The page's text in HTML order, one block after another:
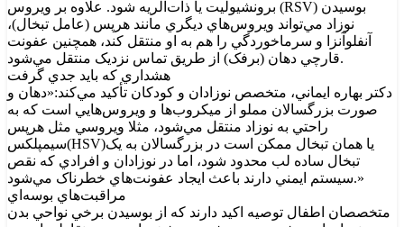
برونشيوليت يا ذات‌الريه شود. علاوه بر ويروس (RSV) بوسيدن
نوزاد مي‌تواند ويروس‌هاي ديگري مانند هرپس (عامل تبخال)،
آنفلوآنزا و سرماخوردگي را هم به او منتقل کند، همچنين عفونت
قارچي دهان (برفک) از طريق تماس نزديک منتقل مي‌شود.
هشداري که بايد جدي گرفت
دکتر بهاره ايماني، متخصص نوزادان و کودکان تأکيد مي‌کند:«‌دهان و
صورت بزرگسالان مملو از ميکروب‌ها و ويروس‌هايي است که به
راحتي به نوزاد منتقل مي‌شود، مثلا ويروسي مثل هرپس
سيمپلکس‌(HSV)يا همان تبخال ممکن است در بزرگسالان به يک
تبخال ساده لب محدود شود، اما در نوزادان و افرادي که نقص
سيستم ايمني دارند باعث ايجاد عفونت‌هاي خطرناک مي‌شود.»
مراقبت‌هاي بوسه‌اي
متخصصان اطفال توصيه اکيد دارند که از بوسيدن برخي نواحي بدن